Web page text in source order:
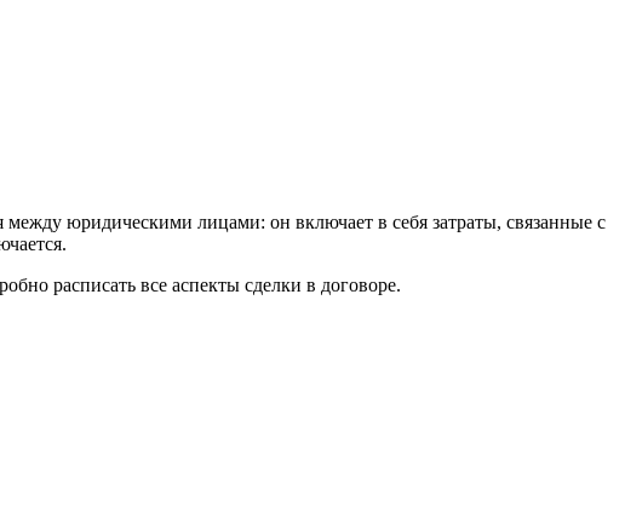
между юридическими лицами: он включает в себя затраты, связанные с
расписать все аспекты сделки в договоре.